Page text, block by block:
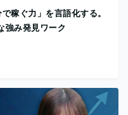
稼ぐ力」を言語化する。
強み発見ワーク